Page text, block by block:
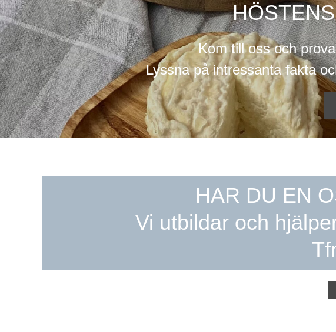
Kom till oss och
Lyssna på intressanta fakta
HAR DU EN
Vi utbildar och